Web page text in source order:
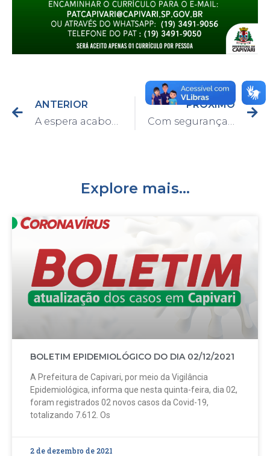
ANTERIOR
PRÓXIMO
Explore mais...
BOLETIM EPIDEMIOLÓGICO DO DIA 02/12/2021
A Prefeitura de Capivari, por meio da Vigilância
Epidemiológica, informa que nesta quinta-feira, dia 02,
foram registrados 02 novos casos da Covid-19,
totalizando 7.612. Os
2 de dezembro de 2021